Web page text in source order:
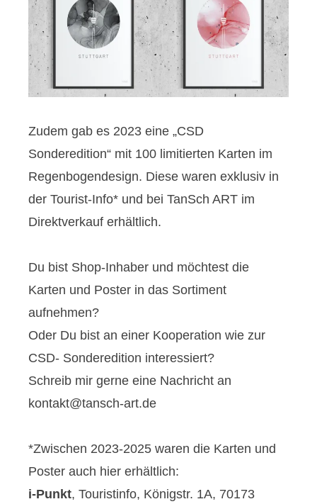
Zudem gab es 2023 eine „CSD
Sonderedition“ mit 100 limitierten Karten im
Regenbogendesign. Diese waren exklusiv in
der Tourist-Info* und bei TanSch ART im
Direktverkauf erhältlich.
Du bist Shop-Inhaber und möchtest die
Karten und Poster in das Sortiment
aufnehmen?
Oder Du bist an einer Kooperation wie zur
CSD- Sonderedition interessiert?
Schreib mir gerne eine Nachricht an
kontakt@tansch-art.de
*Zwischen 2023-2025 waren die Karten und
Poster auch hier erhältlich:
i-Punkt, Touristinfo, Königstr. 1A, 70173